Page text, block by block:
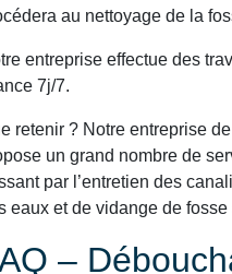
au nettoyage de la
entreprise effectue des
7j/7.
retenir ? Notre entreprise
un grand nombre de
par l’entretien des
eaux et de vidange de fosse
–